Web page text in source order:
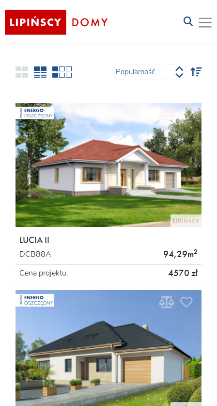
PROJEKT ENERGO
OSZCZĘDNY
LUCIA II
DCB88A 94,29m2
Cena projektu: 4570 zł
PROJEKT ENERGO
OSZCZĘDNY